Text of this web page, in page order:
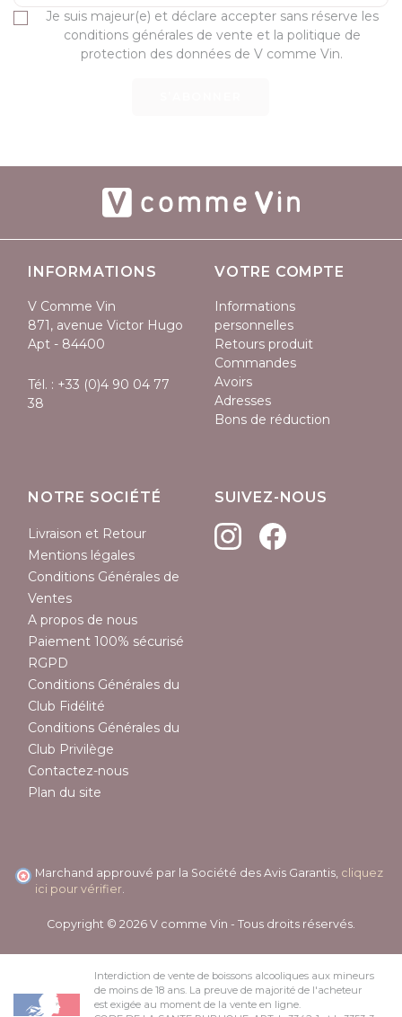
Je suis majeur(e) et déclare accepter sans réserve les
conditions générales de vente et la politique de
protection des données de V comme Vin.
INFORMATIONS
V Comme Vin
871, avenue Victor Hugo
Apt - 84400
Tél. : +33 (0)4 90 04 77
38
VOTRE COMPTE
Informations
personnelles
Retours produit
Commandes
Avoirs
Adresses
Bons de réduction
NOTRE SOCIÉTÉ
Livraison et Retour
Mentions légales
Conditions Générales de
Ventes
A propos de nous
Paiement 100% sécurisé
RGPD
Conditions Générales du
Club Fidélité
Conditions Générales du
Club Privilège
Contactez-nous
Plan du site
SUIVEZ-NOUS
Marchand approuvé par la Société des Avis Garantis, cliquez
ici pour vérifier
Copyright © 2026 V comme Vin - Tous droits réservés.
Interdiction de vente de boissons alcooliques aux mineurs
de moins de 18 ans. La preuve de majorité de l'acheteur
est exigée au moment de la vente en ligne.